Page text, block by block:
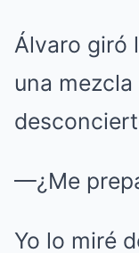
Álvaro giró
una
—¿Me
Yo lo miré